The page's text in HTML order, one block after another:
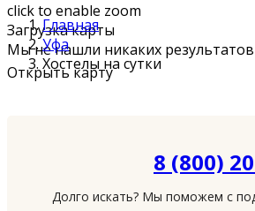
click to enable zoom
Загрузка карты
Мы не нашли никаких результатов
Открыть карту
Главная
Уфа
Хостелы на сутки
8 (800)
Долго искать? Мы поможем с